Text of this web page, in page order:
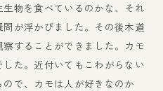
物を食べているのかな、それ
が浮かびました。その後木道
することができました。カモ
た。近付いてもこわがらない
で、カモは人が好きなのか